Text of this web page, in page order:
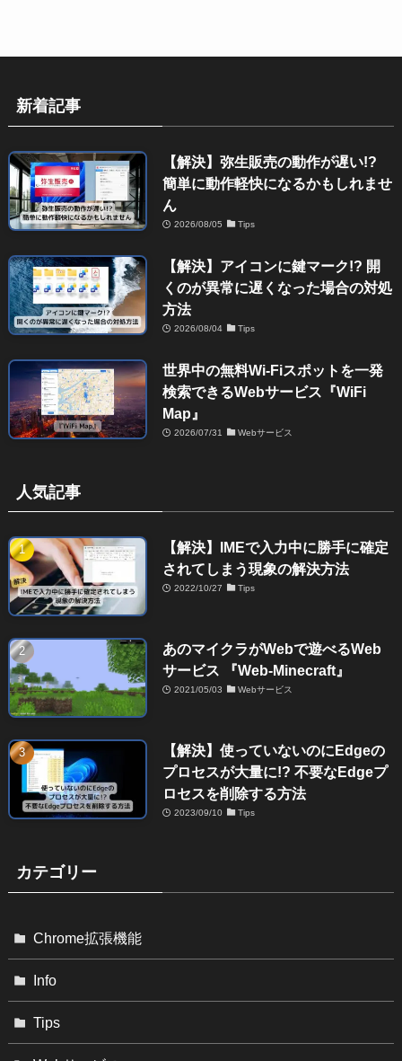
新着記事
【解決】弥生販売の動作が遅い!?
簡単に動作軽快になるかもしれませ
ん
2026/08/05 Tips
【解決】アイコンに鍵マーク!? 開
くのが異常に遅くなった場合の対処
方法
2026/08/04 Tips
世界中の無料Wi-Fiスポットを一発
検索できるWebサービス『WiFi
Map』
2026/07/31 Webサービス
人気記事
【解決】IMEで入力中に勝手に確定
されてしまう現象の解決方法
2022/10/27 Tips
あのマイクラがWebで遊べるWeb
サービス 『Web-Minecraft』
2021/05/03 Webサービス
【解決】使っていないのにEdgeの
プロセスが大量に!? 不要なEdgeプ
ロセスを削除する方法
2023/09/10 Tips
カテゴリー
Chrome拡張機能
Info
Tips